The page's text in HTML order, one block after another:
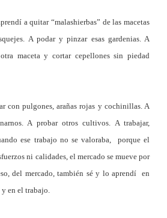
a quitar “malashierbas” de las macetas
A podar y pinzar esas gardenias. A
maceta y cortar cepellones sin piedad
con pulgones, arañas rojas y cochinillas. A
A probar otros cultivos. A trabajar,
ese trabajo no se valoraba, porque el
ni calidades, el mercado se mueve por
del mercado, también sé y lo aprendí en
en el trabajo.